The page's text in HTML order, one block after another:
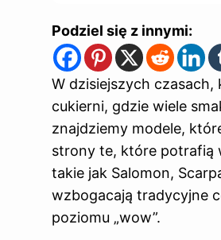
Podziel się z innymi:
W dzisiejszych
cukierni, gdzie wiele
znajdziemy modele,
strony te, które potrafią
takie jak Salomon,
wzbogacają tradycyjne
poziomu „wow”.